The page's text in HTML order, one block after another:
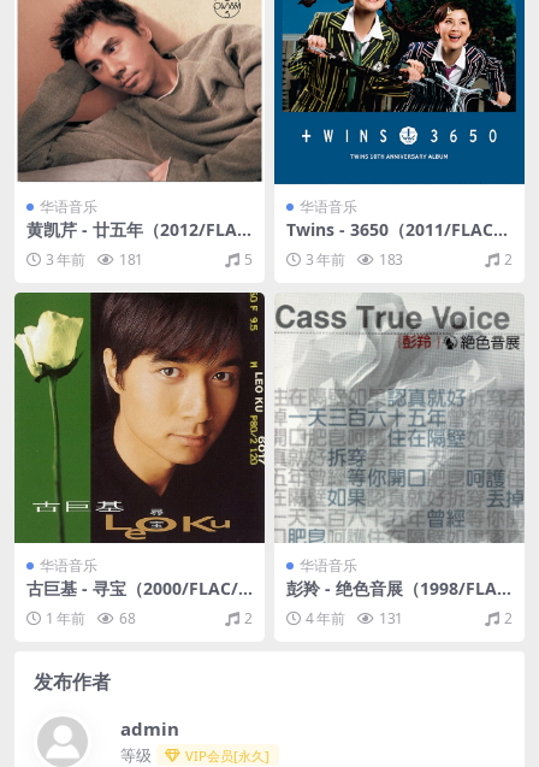
华语音乐
黄凯芹 - 廿五年（2012/FLA
C/分轨/1.38G）
3 年前 181 5
华语音乐
Twins - 3650（2011/FLAC/
分轨/238M）
3 年前 183 2
华语音乐
古巨基 - 寻宝（2000/FLAC/
分轨/268M）
1 年前 68 2
华语音乐
彭羚 - 绝色音展（1998/FLA
C/分轨/272M）
4 年前 131 2
发布作者
admin
等级 VIP会员[永久]